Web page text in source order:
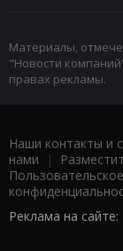
Материалы,
"Новости
правах рекламы.
Наши контакты и
нами |
Реклама на сайте: